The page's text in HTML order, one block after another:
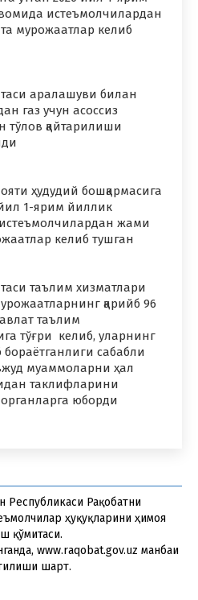
истеъмолчилардан
мурожаатлар келиб
аралашуви билан
газ учун асоссиз
тўлов қайтарилиши
ҳудудий бошқармасига
йил 1-ярим йиллик
жами
келиб тушган
таълим хизматлари
қарийб 96
таълим
тўғри келиб, уларнинг
сабабли
муаммоларни ҳал
таклифларини
юборди
Республикаси Рақобатни
ҳуқуқларини ҳимоя
қўмитаси.
www.raqobat.gov.uz манбаи
шарт.